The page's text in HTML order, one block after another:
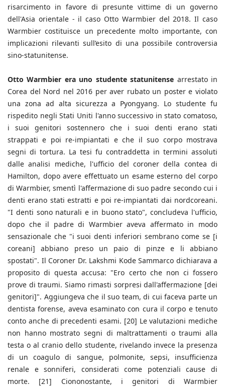
risarcimento in favore di presunte vittime di un governo
dell'Asia orientale - il caso Otto Warmbier del 2018. Il caso
Warmbier costituisce un precedente molto importante, con
implicazioni rilevanti sull’esito di una possibile controversia
sino-statunitense.
Otto Warmbier era uno studente statunitense arrestato in
Corea del Nord nel 2016 per aver rubato un poster e violato
una zona ad alta sicurezza a Pyongyang. Lo studente fu
rispedito negli Stati Uniti l'anno successivo in stato comatoso,
i suoi genitori sostennero che i suoi denti erano stati
strappati e poi re-impiantati e che il suo corpo mostrava
segni di tortura. La tesi fu contraddetta in termini assoluti
dalle analisi mediche, l'ufficio del coroner della contea di
Hamilton, dopo avere effettuato un esame esterno del corpo
di Warmbier, smentì l'affermazione di suo padre secondo cui i
denti erano stati estratti e poi re-impiantati dai nordcoreani.
"I denti sono naturali e in buono stato", concludeva l'ufficio,
dopo che il padre di Warmbier aveva affermato in modo
sensazionale che "i suoi denti inferiori sembrano come se [i
coreani] abbiano preso un paio di pinze e li abbiano
spostati". Il Coroner Dr. Lakshmi Kode Sammarco dichiarava a
proposito di questa accusa: "Ero certo che non ci fossero
prove di traumi. Siamo rimasti sorpresi dall'affermazione [dei
genitori]". Aggiungeva che il suo team, di cui faceva parte un
dentista forense, aveva esaminato con cura il corpo e tenuto
conto anche di precedenti esami. [20] Le valutazioni mediche
non hanno mostrato segni di maltrattamenti o traumi alla
testa o al cranio dello studente, rivelando invece la presenza
di un coagulo di sangue, polmonite, sepsi, insufficienza
renale e sonniferi, considerati come potenziali cause di
morte. [21] Ciononostante, i genitori di Warmbier